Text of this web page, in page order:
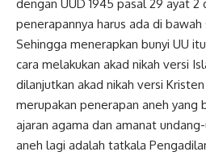
dengan UUD 1945 pasal 29 ayat 2
penerapannya harus ada di bawah
Sehingga menerapkan bunyi UU
cara melakukan akad nikah versi
dilanjutkan akad nikah versi
merupakan penerapan aneh yang
ajaran agama dan amanat
aneh lagi adalah tatkala